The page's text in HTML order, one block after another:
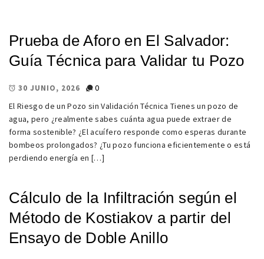
Prueba de Aforo en El Salvador:
Guía Técnica para Validar tu Pozo
30 JUNIO, 2026
0
El Riesgo de un Pozo sin Validación Técnica Tienes un pozo de
agua, pero ¿realmente sabes cuánta agua puede extraer de
forma sostenible? ¿El acuífero responde como esperas durante
bombeos prolongados? ¿Tu pozo funciona eficientemente o está
perdiendo energía en […]
Cálculo de la Infiltración según el
Método de Kostiakov a partir del
Ensayo de Doble Anillo